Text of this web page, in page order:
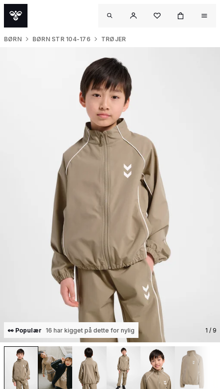
BØRN BØRN STR 104-176 TRØJER
👀 Populær 16 har kigget på dette for nylig 1 / 9